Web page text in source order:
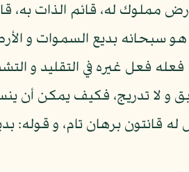
مملوك له، قائم الذات به،
سبحانه بديع السموات و
فعل غيره في التقليد و
و لا تدريج، فكيف يمكن أن
قانتون برهان تام، و قوله: